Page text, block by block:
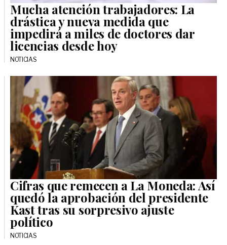
Mucha atención trabajadores: La
drástica y nueva medida que
impedirá a miles de doctores dar
licencias desde hoy
NOTICIAS
Cifras que remecen a La Moneda: Así
quedó la aprobación del presidente
Kast tras su sorpresivo ajuste
político
NOTICIAS